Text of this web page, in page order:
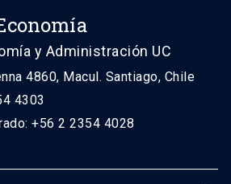
y Administración UC
4860, Macul. Santiago, Chile
4303
+56 2 2354 4028